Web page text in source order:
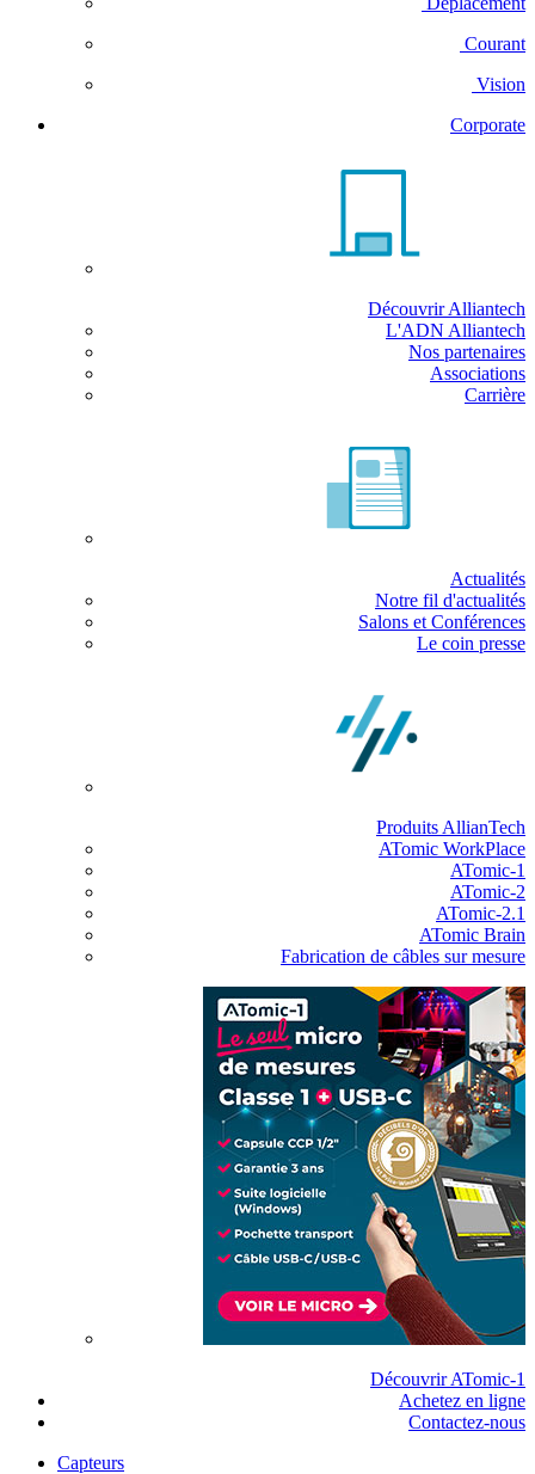
Courant
Vision
Corporate
Découvrir Alliantech
L'ADN Alliantech
Nos partenaires
Associations
Carrière
Actualités
Notre fil d'actualités
Salons et Conférences
Le coin presse
Produits AllianTech
ATomic WorkPlace
ATomic-1
ATomic-2
ATomic-2.1
ATomic Brain
Fabrication de câbles sur mesure
Découvrir ATomic-1
Achetez en ligne
Contactez-nous
Capteurs